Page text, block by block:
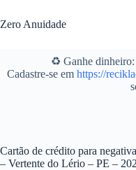
para
o
Zero Anuidade
♻️ Ganhe
Cadastre-se em https://
Cartão de crédito para
– Vertente do Lério – PE –